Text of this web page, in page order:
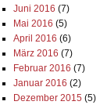
Juni 2016 (7)
Mai 2016 (5)
April 2016 (6)
März 2016 (7)
Februar 2016 (7)
Januar 2016 (2)
Dezember 2015 (5)